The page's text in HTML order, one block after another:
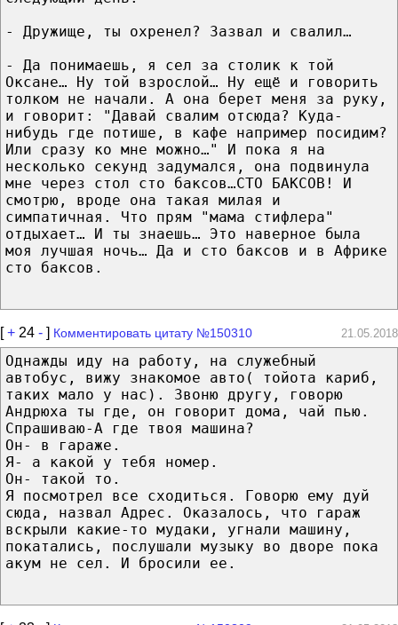
- Дружище, ты охренел? Зазвал и свалил…
- Да понимаешь, я сел за столик к той
Оксане… Ну той взрослой… Ну ещё и говорить
толком не начали. А она берет меня за руку,
и говорит: "Давай свалим отсюда? Куда-
нибудь где потише, в кафе например посидим?
Или сразу ко мне можно…" И пока я на
несколько секунд задумался, она подвинула
мне через стол сто баксов…СТО БАКСОВ! И
смотрю, вроде она такая милая и
симпатичная. Что прям "мама стифлера"
отдыхает… И ты знаешь… Это наверное была
моя лучшая ночь… Да и сто баксов и в Африке
сто баксов.
[+ 24 - ] Комментировать цитату №150310 21.05.2018
Однажды иду на работу, на служебный
автобус, вижу знакомое авто( тойота кариб,
таких мало у нас). Звоню другу, говорю
Андрюха ты где, он говорит дома, чай пью.
Спрашиваю-А где твоя машина?
Он- в гараже.
Я- а какой у тебя номер.
Он- такой то.
Я посмотрел все сходиться. Говорю ему дуй
сюда, назвал Адрес. Оказалось, что гараж
вскрыли какие-то мудаки, угнали машину,
покатались, послушали музыку во дворе пока
акум не сел. И бросили ее.